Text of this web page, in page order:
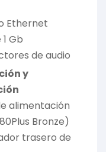
Ethernet
Gb
de audio
y
alimentación
Bronze)
trasero de